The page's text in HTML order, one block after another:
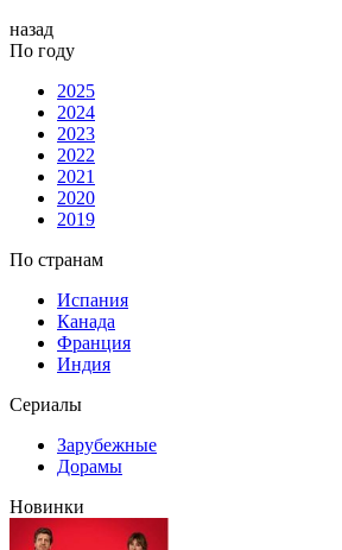
назад
По году
2025
2024
2023
2022
2021
2020
2019
По странам
Испания
Канада
Франция
Индия
Сериалы
Зарубежные
Дорамы
Новинки